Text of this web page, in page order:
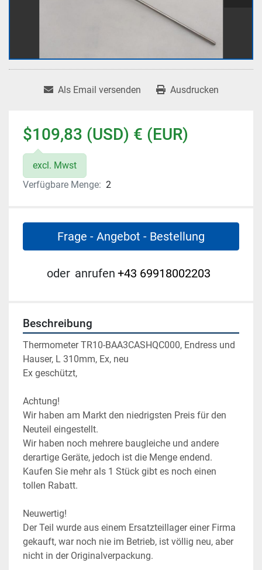
Als Email versenden Ausdrucken
$109,83 (USD) € (EUR)
excl. Mwst
Verfügbare Menge: 2
Frage - Angebot - Bestellung
oder anrufen +43 69918002203
Beschreibung
Thermometer TR10-BAA3CASHQC000, Endress und
Hauser, L 310mm, Ex, neu
Ex geschützt,
Achtung!
Wir haben am Markt den niedrigsten Preis für den
Neuteil eingestellt.
Wir haben noch mehrere baugleiche und andere
derartige Geräte, jedoch ist die Menge endend.
Kaufen Sie mehr als 1 Stück gibt es noch einen
tollen Rabatt.
Neuwertig!
Der Teil wurde aus einem Ersatzteillager einer Firma
gekauft, war noch nie im Betrieb, ist völlig neu, aber
nicht in der Originalverpackung.